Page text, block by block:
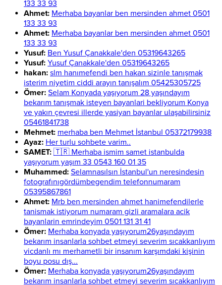
133 33 93
Ahmet: Merhaba bayanlar ben mersinden ahmet 0501
133 33 93
Ahmet: Merhaba bayanlar ben mersinden ahmet 0501
133 33 93
Yusuf: Ben Yusuf Çanakkale'den 05319643265
Yusuf: Yusuf Çanakkale'den 05319643265
hakan: slm hanımefendi ben hakan sizinle tanışmak
isterim niyetim ciddi arayın tanışalım 05425305725
Ömer: Selam Konyada yaşıyorum 28 yaşındayım
bekarım tanışmak isteyen bayanlari bekliyorum Konya
ve yakın çevresi illerde yasiyan bayanlar ulaşabilirsiniz
05461841738
Mehmet: merhaba ben Mehmet İstanbul 05372179938
Ayaz: Her turlu sohbete varim..
SAMET: 🇹🇷 Merhaba ismim samet istanbulda
yaşıyorum yaşım 33 0543 160 01 35
Muhammed: Selamnasılsın İstanbul'un neresindesin
fotografınıgördümbegendim telefonnumaram
05395867861
Ahmet: Mrb ben mersinden ahmet hanimefendilerle
tanismak istiyorum numaram gizli aramalara acik
bayanlarin emrindeyim 0501 131 31 41
Ömer: Merhaba konyada yaşıyorum26yaşındayım
bekarım insanlarla sohbet etmeyi severim sıcakkanlıyım
vicdanlı mı merhametli bir insanım karşımdaki kişinin
boyu posu dış...
Ömer: Merhaba konyada yaşıyorum26yaşındayım
bekarım insanlarla sohbet etmeyi severim sıcakkanlıyım